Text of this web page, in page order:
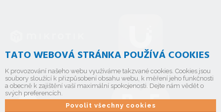
TATO WEBOVÁ STRÁNKA POUŽÍVÁ COOKIES
K provozování našeho webu využíváme takzvané cookies. Cookies jsou
soubory sloužící k přizpůsobení obsahu webu, k měření jeho funkčnosti
a obecně k zajištění vaší maximální spokojenosti. Dejte nám vědět o
svých preferencích.
Povolit všechny cookies